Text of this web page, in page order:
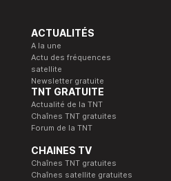
ACTUALITÉS
A la une
Actu des fréquences
satellite
Newsletter gratuite
TNT GRATUITE
Actualité de la TNT
Chaînes TNT gratuites
Forum de la TNT
CHAINES TV
Chaînes TNT gratuites
Chaînes satellite gratuites